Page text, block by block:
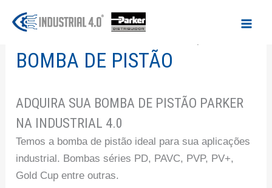
para
conteúdoBOMBA DE PISTÃO
ADQUIRA SUA BOMBA DE PISTÃO PARKER
NA INDUSTRIAL 4.0
Temos a bomba de pistão ideal para sua aplicações
industrial. Bombas séries PD, PAVC, PVP, PV+,
Gold Cup entre outras.